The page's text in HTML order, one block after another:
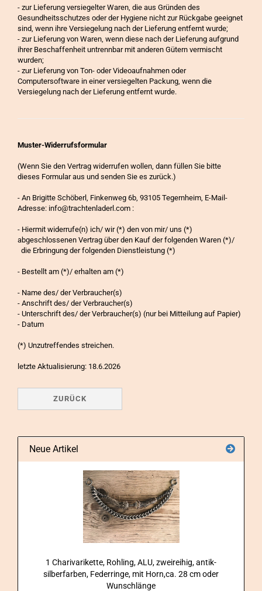
- zur Lieferung versiegelter Waren, die aus Gründen des
Gesundheitsschutzes oder der Hygiene nicht zur Rückgabe geeignet
sind, wenn ihre Versiegelung nach der Lieferung entfernt wurde;
- zur Lieferung von Waren, wenn diese nach der Lieferung aufgrund
ihrer Beschaffenheit untrennbar mit anderen Gütern vermischt
wurden;
- zur Lieferung von Ton- oder Videoaufnahmen oder
Computersoftware in einer versiegelten Packung, wenn die
Versiegelung nach der Lieferung entfernt wurde.
Muster-Widerrufsformular
(Wenn Sie den Vertrag widerrufen wollen, dann füllen Sie bitte
dieses Formular aus und senden Sie es zurück.)
- An Brigitte Schöberl, Finkenweg 6b, 93105 Tegernheim, E-Mail-
Adresse: info@trachtenladerl.com :
- Hiermit widerrufe(n) ich/ wir (*) den von mir/ uns (*)
abgeschlossenen Vertrag über den Kauf der folgenden Waren (*)/
die Erbringung der folgenden Dienstleistung (*)
- Bestellt am (*)/ erhalten am (*)
- Name des/ der Verbraucher(s)
- Anschrift des/ der Verbraucher(s)
- Unterschrift des/ der Verbraucher(s) (nur bei Mitteilung auf Papier)
- Datum
(*) Unzutreffendes streichen.
letzte Aktualisierung: 18.6.2026
ZURÜCK
Neue Artikel
1 Cha­ri­va­ri­ket­te, Roh­ling, ALU, zwei­rei­hig, antik-​
silberfarben, Fe­der­rin­ge, mit Horn,ca. 28 cm oder
Wunsch­län­ge